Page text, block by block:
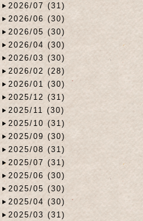
2026/07 (31)
2026/06 (30)
2026/05 (30)
2026/04 (30)
2026/03 (30)
2026/02 (28)
2026/01 (30)
2025/12 (31)
2025/11 (30)
2025/10 (31)
2025/09 (30)
2025/08 (31)
2025/07 (31)
2025/06 (30)
2025/05 (30)
2025/04 (30)
2025/03 (31)